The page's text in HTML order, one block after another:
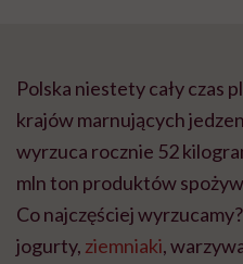
Polska niestety cały czas
krajów marnujących
wyrzuca rocznie 52
mln ton produktów
Co najczęściej
jogurty, ziemniaki,